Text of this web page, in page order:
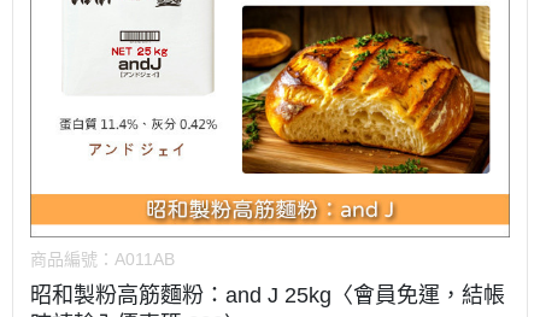
商品編號： A011AB
昭和製粉高筋麵粉：and J 25kg〈會員免運，結帳